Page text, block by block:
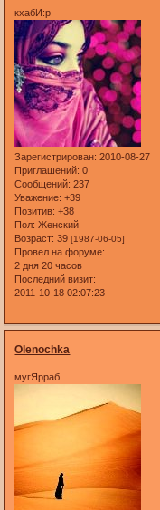
кхабИ:р
Зарегистрирован: 2010-08-27
Приглашений: 0
Сообщений: 237
Уважение: +39
Позитив: +38
Пол: Женский
Возраст: 39[1987-06-05]
Провел на форуме:
2 дня 20 часов
Последний визит:
2011-10-18 02:07:23
Olenochka
мугЯрраб